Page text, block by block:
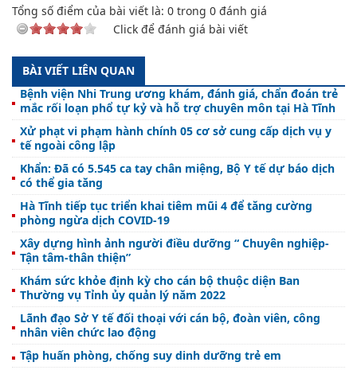
Tổng số điểm của bài viết là: 0 trong 0 đánh giá
Click để đánh giá bài viết
BÀI VIẾT LIÊN QUAN
Bệnh viện Nhi Trung ương khám, đánh giá, chẩn đoán trẻ
mắc rối loạn phổ tự kỷ và hỗ trợ chuyên môn tại Hà Tĩnh
Xử phạt vi phạm hành chính 05 cơ sở cung cấp dịch vụ y
tế ngoài công lập
Khẩn: Đã có 5.545 ca tay chân miệng, Bộ Y tế dự báo dịch
có thể gia tăng
Hà Tĩnh tiếp tục triển khai tiêm mũi 4 để tăng cường
phòng ngừa dịch COVID-19
Xây dựng hình ảnh người điều dưỡng “ Chuyên nghiệp-
Tận tâm-thân thiện”
Khám sức khỏe định kỳ cho cán bộ thuộc diện Ban
Thường vụ Tỉnh ủy quản lý năm 2022
Lãnh đạo Sở Y tế đối thoại với cán bộ, đoàn viên, công
nhân viên chức lao động
Tập huấn phòng, chống suy dinh dưỡng trẻ em